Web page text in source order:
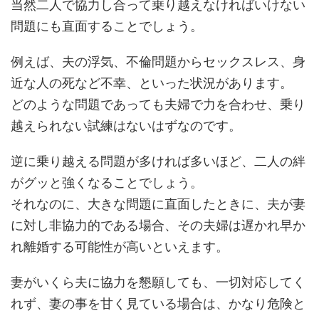
当然二人で協力し合って乗り越えなければいけない
問題にも直面することでしょう。
例えば、夫の浮気、不倫問題からセックスレス、身
近な人の死など不幸、といった状況があります。
どのような問題であっても夫婦で力を合わせ、乗り
越えられない試練はないはずなのです。
逆に乗り越える問題が多ければ多いほど、二人の絆
がグッと強くなることでしょう。
それなのに、大きな問題に直面したときに、夫が妻
に対し非協力的である場合、その夫婦は遅かれ早か
れ離婚する可能性が高いといえます。
妻がいくら夫に協力を懇願しても、一切対応してく
れず、妻の事を甘く見ている場合は、かなり危険と